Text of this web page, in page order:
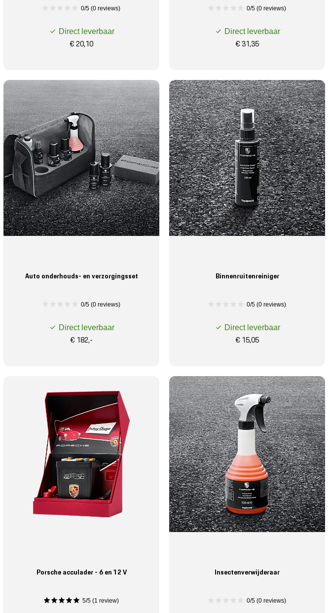
0/5 (0 reviews)
Direct leverbaar
€ 20,10
0/5 (0 reviews)
Direct leverbaar
€ 31,35
Auto onderhouds- en verzorgingsset
0/5 (0 reviews)
Direct leverbaar
€ 182,-
Binnenruitenreiniger
0/5 (0 reviews)
Direct leverbaar
€ 15,05
Porsche acculader - 6 en 12 V
5/5 (1 review)
Insectenverwijderaar
0/5 (0 reviews)